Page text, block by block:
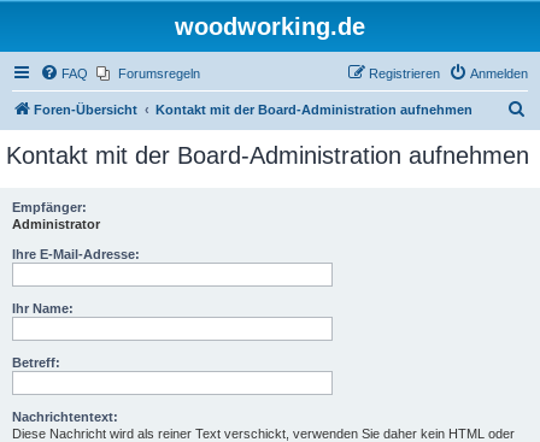
woodworking.de
FAQ Forumsregeln Anmelden
Registrieren
Foren-Übersicht Kontakt mit der Board-Administration aufnehmen
c
Kontakt mit der Board-Administration aufnehmen
Empfänger:
Administrator
Ihre E-Mail-Adresse:
Ihr Name:
Betreff:
Nachrichtentext:
Diese Nachricht wird als reiner Text verschickt, verwenden Sie daher kein HTML oder